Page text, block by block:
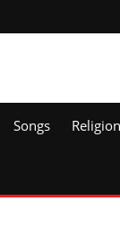
Songs Religion